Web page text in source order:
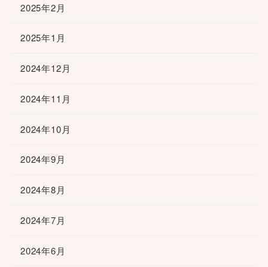
2025年2月
2025年1月
2024年12月
2024年11月
2024年10月
2024年9月
2024年8月
2024年7月
2024年6月